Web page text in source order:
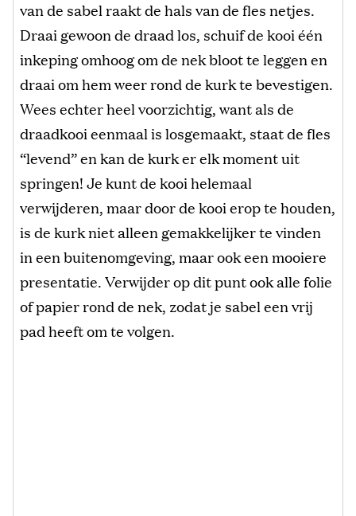
van de sabel raakt de hals van de fles netjes.
Draai gewoon de draad los, schuif de kooi één
inkeping omhoog om de nek bloot te leggen en
draai om hem weer rond de kurk te bevestigen.
Wees echter heel voorzichtig, want als de
draadkooi eenmaal is losgemaakt, staat de fles
“levend” en kan de kurk er elk moment uit
springen! Je kunt de kooi helemaal
verwijderen, maar door de kooi erop te houden,
is de kurk niet alleen gemakkelijker te vinden
in een buitenomgeving, maar ook een mooiere
presentatie. Verwijder op dit punt ook alle folie
of papier rond de nek, zodat je sabel een vrij
pad heeft om te volgen.